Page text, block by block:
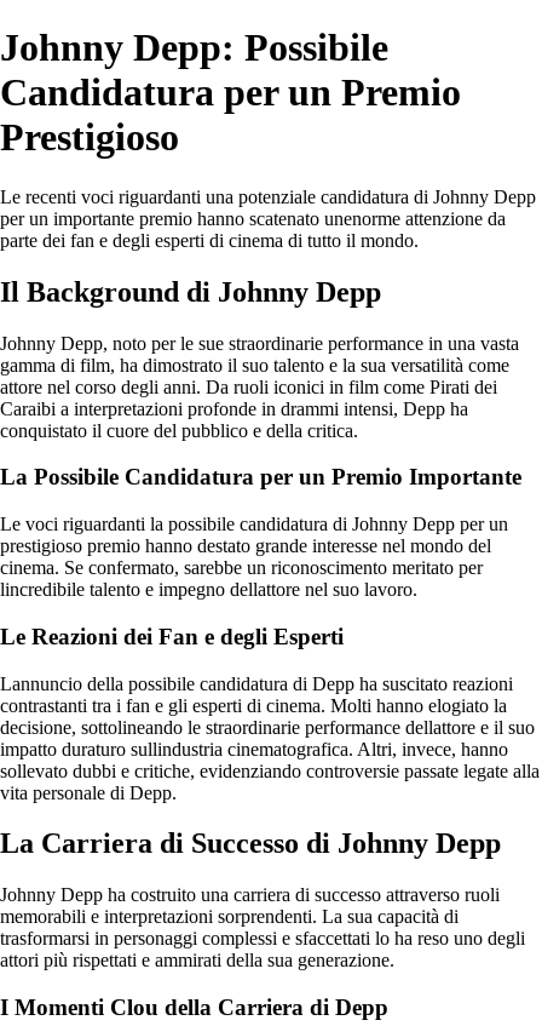
Johnny Depp: Possibile
Candidatura per un Premio
Prestigioso
Le recenti voci riguardanti una potenziale candidatura di Johnny Depp
per un importante premio hanno scatenato unenorme attenzione da
parte dei fan e degli esperti di cinema di tutto il mondo.
Il Background di Johnny Depp
Johnny Depp, noto per le sue straordinarie performance in una vasta
gamma di film, ha dimostrato il suo talento e la sua versatilità come
attore nel corso degli anni. Da ruoli iconici in film come Pirati dei
Caraibi a interpretazioni profonde in drammi intensi, Depp ha
conquistato il cuore del pubblico e della critica.
La Possibile Candidatura per un Premio Importante
Le voci riguardanti la possibile candidatura di Johnny Depp per un
prestigioso premio hanno destato grande interesse nel mondo del
cinema. Se confermato, sarebbe un riconoscimento meritato per
lincredibile talento e impegno dellattore nel suo lavoro.
Le Reazioni dei Fan e degli Esperti
Lannuncio della possibile candidatura di Depp ha suscitato reazioni
contrastanti tra i fan e gli esperti di cinema. Molti hanno elogiato la
decisione, sottolineando le straordinarie performance dellattore e il suo
impatto duraturo sullindustria cinematografica. Altri, invece, hanno
sollevato dubbi e critiche, evidenziando controversie passate legate alla
vita personale di Depp.
La Carriera di Successo di Johnny Depp
Johnny Depp ha costruito una carriera di successo attraverso ruoli
memorabili e interpretazioni sorprendenti. La sua capacità di
trasformarsi in personaggi complessi e sfaccettati lo ha reso uno degli
attori più rispettati e ammirati della sua generazione.
I Momenti Clou della Carriera di Depp